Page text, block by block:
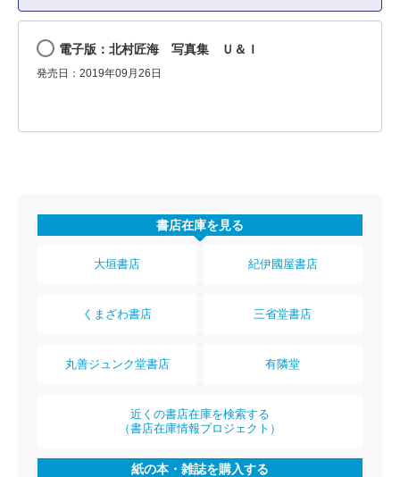
電子版：北村匠海 写真集 Ｕ＆Ｉ
発売日：2019年09月26日
書店在庫を見る
大垣書店 紀伊國屋書店
くまざわ書店 三省堂書店
丸善ジュンク堂書店 有隣堂
近くの書店在庫を検索する
（書店在庫情報プロジェクト）
紙の本・雑誌を購入する